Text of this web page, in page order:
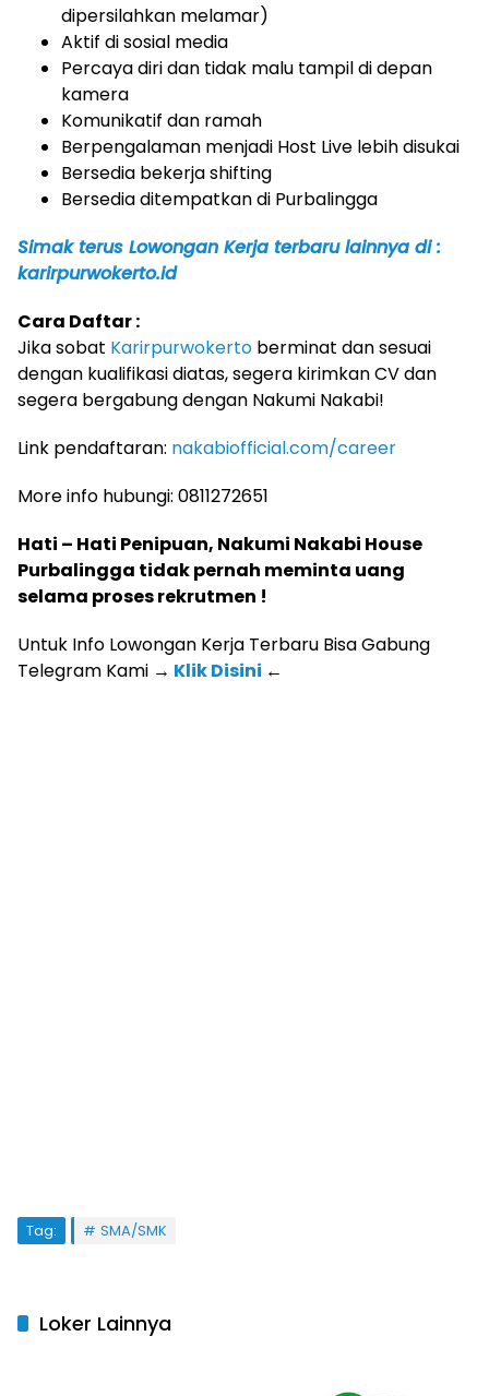
dipersilahkan melamar)
Aktif di sosial media
Percaya diri dan tidak malu tampil di depan
kamera
Komunikatif dan ramah
Berpengalaman menjadi Host Live lebih disukai
Bersedia bekerja shifting
Bersedia ditempatkan di Purbalingga
Simak terus Lowongan Kerja terbaru lainnya di :
karirpurwokerto.id
Cara Daftar :
Jika sobat Karirpurwokerto berminat dan sesuai
dengan kualifikasi diatas, segera kirimkan CV dan
segera bergabung dengan Nakumi Nakabi!
Link pendaftaran: nakabiofficial.com/career
More info hubungi: 0811272651
Hati – Hati Penipuan, Nakumi Nakabi House
Purbalingga tidak pernah meminta uang
selama proses rekrutmen !
Untuk Info Lowongan Kerja Terbaru Bisa Gabung
Telegram Kami → Klik Disini ←
Tag: SMA/SMK
Loker Lainnya